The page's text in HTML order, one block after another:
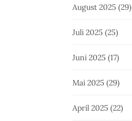
August 2025 (29)
Juli 2025 (25)
Juni 2025 (17)
Mai 2025 (29)
April 2025 (22)